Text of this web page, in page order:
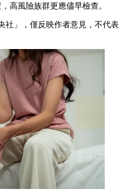
高風險族群更應儘早檢查。
社」，僅反映作者意見，不代表